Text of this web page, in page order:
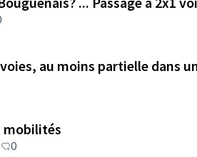
au moins partielle dans
mobilités
0